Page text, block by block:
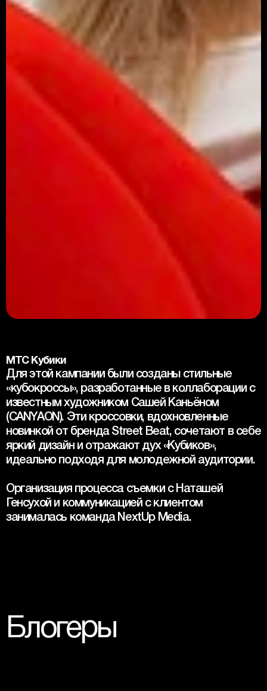
МТС Кубики
Для этой кампании были созданы стильные
«кубокроссы», разработанные в коллаборации с
известным художником Сашей Каньёном
(CANYAON). Эти кроссовки, вдохновленные
новинкой от бренда Street Beat, сочетают в себе
яркий дизайн и отражают дух «Кубиков»,
идеально подходя для молодежной аудитории.
Организация процесса съемки с Наташей
Генсухой и коммуникацией с клиентом
занималась команда NextUp Media.
Блогеры